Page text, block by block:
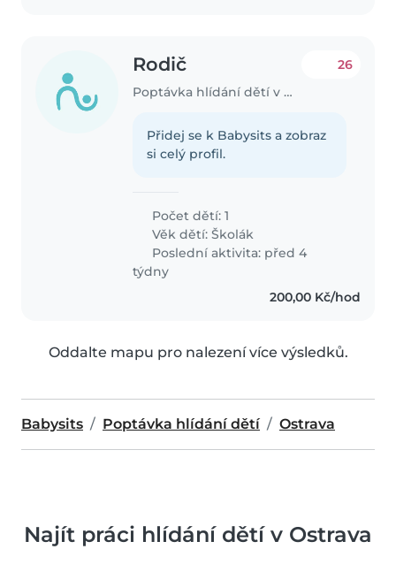
Rodič
Poptávka hlídání dětí v Ostrava
26
Přidej se k Babysits a zobraz
si celý profil.
Počet dětí: 1
Věk dětí:Školák
Poslední aktivita: před 4
týdny
200,00 Kč/hod
Oddalte mapu pro nalezení více výsledků.
Babysits Poptávka hlídání dětí Ostrava
Najít práci hlídání dětí v Ostrava